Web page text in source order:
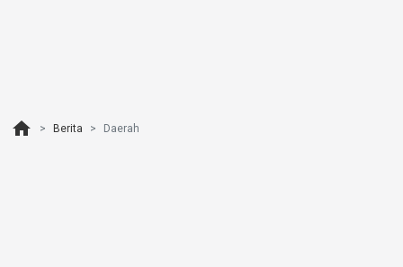
home Berita Daerah